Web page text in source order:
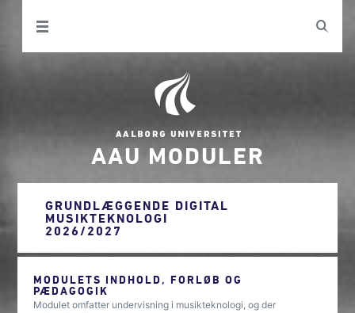
AAU MODULER
GRUNDLÆGGENDE DIGITAL
MUSIKTEKNOLOGI
2026/2027
MODULETS INDHOLD, FORLØB OG
PÆDAGOGIK
Modulet omfatter undervisning i musikteknologi, og der